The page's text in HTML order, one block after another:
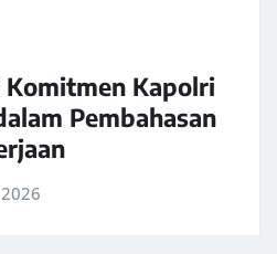
Komitmen Kapolri
Pembahasan